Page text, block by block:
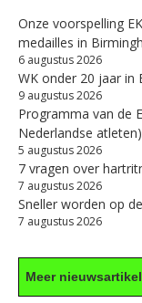
Onze voorspelling
medailles in
6 augustus 2026
WK onder 20 jaar in
9 augustus 2026
Programma van de
Nederlandse atleten)
5 augustus 2026
7 vragen over
7 augustus 2026
Sneller worden op
7 augustus 2026
Meer